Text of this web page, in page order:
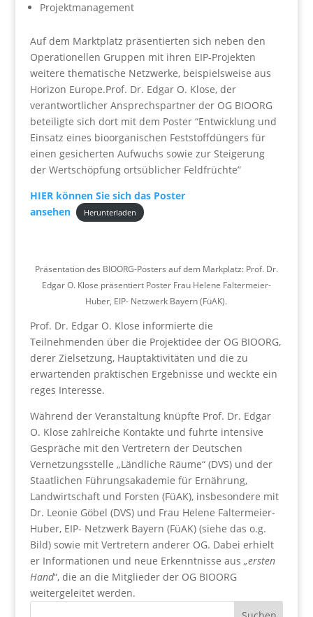
Projektmanagement
Auf dem Marktplatz präsentierten sich neben den
Operationellen Gruppen mit ihren EIP-Projekten
weitere thematische Netzwerke, beispielsweise aus
Horizon Europe.Prof. Dr. Edgar O. Klose, der
verantwortlicher Ansprechspartner der OG BIOORG
beteiligte sich dort mit dem Poster “Entwicklung und
Einsatz eines bioorganischen Feststoffdüngers für
einen gesicherten Aufwuchs sowie zur Steigerung
der Wertschöpfung ortsüblicher Feldfrüchte”
HIER können Sie sich das Poster
ansehen
Herunterladen
Präsentation des BIOORG-Posters auf dem Markplatz: Prof. Dr.
Edgar O. Klose präsentiert Poster Frau Helene Faltermeier-
Huber, EIP- Netzwerk Bayern (FüAK).
Prof. Dr. Edgar O. Klose informierte die
Teilnehmenden über die Projektidee der OG BIOORG,
derer Zielsetzung, Hauptaktivitäten und die zu
erwartenden praktischen Ergebnisse und weckte ein
reges Interesse.
Während der Veranstaltung knüpfte Prof. Dr. Edgar
O. Klose zahlreiche Kontakte und fuhrte intensive
Gespräche mit den Vertretern der Deutschen
Vernetzungsstelle „Ländliche Räume“ (DVS) und der
Staatlichen Führungsakademie für Ernährung,
Landwirtschaft und Forsten (FüAK), insbesondere mit
Dr. Leonie Göbel (DVS) und Frau Helene Faltermeier-
Huber, EIP- Netzwerk Bayern (FüAK) (siehe das o.g.
Bild) sowie mit Vertretern anderer OG. Dabei erhielt
er Informationen und neue Erkenntnisse aus „ersten
Hand“, die an die Mitglieder der OG BIOORG
weitergeleitet werden.